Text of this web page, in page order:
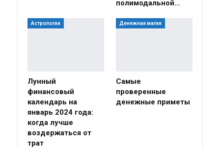
полимодальной…
Астрология
Лунный
финансовый
календарь на
январь 2024 года:
когда лучше
воздержаться от
трат
Денежная магия
Самые
проверенные
денежные приметы